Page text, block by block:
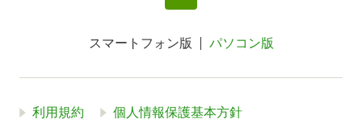
スマートフォン版 パソコン版
利用規約 個人情報保護基本方針